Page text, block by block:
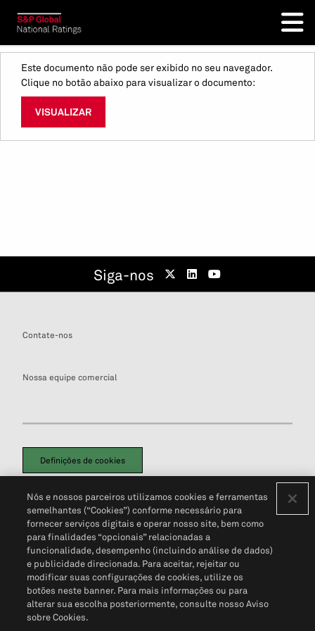
Este documento não pode ser exibido no seu navegador.
Clique no botão abaixo para visualizar o documento:
VISUALIZAR
Siga-nos
Contate-nos
Nossa equipe comercial
Definições de cookies
Política de PrivacidadePortal de privacidade do cliente (em inglês)
Não Venda Minhas Informações Pessoais© 2026 S&P Global
Nós e nossos parceiros utilizamos cookies e ferramentas
semelhantes (“Cookies”) conforme necessário para
fornecer serviços digitais e operar nosso site, bem como
para finalidades “opcionais” relacionadas a
funcionalidade, desempenho (incluindo análise de dados)
e publicidade direcionada. Para aceitar, rejeitar ou
modificar suas configurações de cookies, utilize os
botões neste banner. Para mais informações ou para
alterar sua escolha posteriormente, consulte nosso Aviso
sobre Cookies.